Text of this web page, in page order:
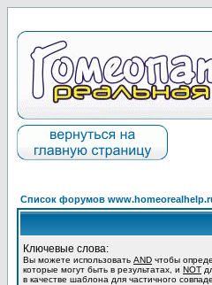
Список форумов
Ключевые слова:
Вы можете использовать AND чтобы
которые могут быть в результатах, и NOT
в качестве шаблона для частичного